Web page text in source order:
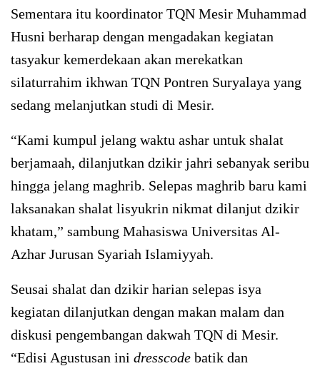
Sementara itu koordinator TQN Mesir Muhammad
Husni berharap dengan mengadakan kegiatan
tasyakur kemerdekaan akan merekatkan
silaturrahim ikhwan TQN Pontren Suryalaya yang
sedang melanjutkan studi di Mesir.
“Kami kumpul jelang waktu ashar untuk shalat
berjamaah, dilanjutkan dzikir jahri sebanyak seribu
hingga jelang maghrib. Selepas maghrib baru kami
laksanakan shalat lisyukrin nikmat dilanjut dzikir
khatam,” sambung Mahasiswa Universitas Al-
Azhar Jurusan Syariah Islamiyyah.
Seusai shalat dan dzikir harian selepas isya
kegiatan dilanjutkan dengan makan malam dan
diskusi pengembangan dakwah TQN di Mesir.
“Edisi Agustusan ini dresscode batik dan